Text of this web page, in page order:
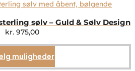
sølv – Guld & Sølv Design
kr. 975,00
mulighederDette
vare